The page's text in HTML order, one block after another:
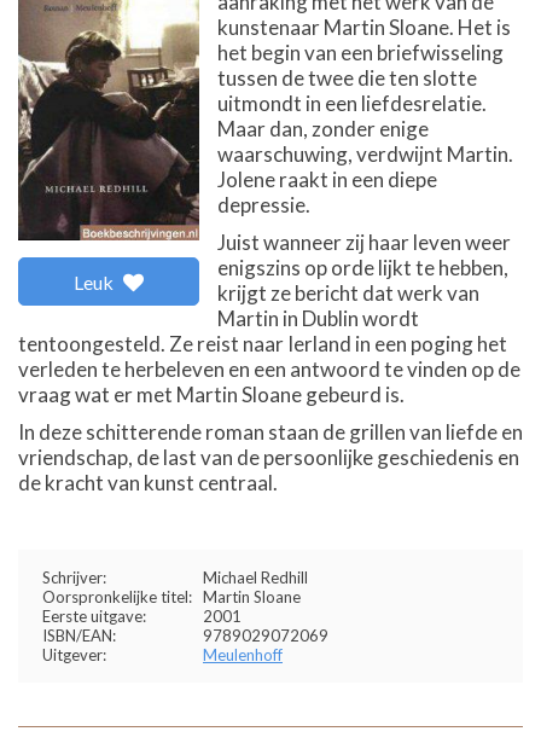
Leuk
kunstenaar Martin Sloane. Het is
het begin van een briefwisseling
tussen de twee die ten slotte
uitmondt in een liefdesrelatie.
Maar dan, zonder enige
waarschuwing, verdwijnt Martin.
Jolene raakt in een diepe
depressie.
Juist wanneer zij haar leven weer
enigszins op orde lijkt te hebben,
krijgt ze bericht dat werk van
Martin in Dublin wordt
tentoongesteld. Ze reist naar Ierland in een poging het
verleden te herbeleven en een antwoord te vinden op de
vraag wat er met Martin Sloane gebeurd is.
In deze schitterende roman staan de grillen van liefde en
vriendschap, de last van de persoonlijke geschiedenis en
de kracht van kunst centraal.
Schrijver:
Michael Redhill
Oorspronkelijke titel: Martin Sloane
Eerste uitgave:
2001
ISBN/EAN:
9789029072069
Uitgever:
Meulenhoff